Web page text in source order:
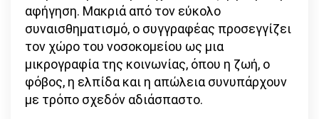
αφήγηση. Μακριά από τον εύκολο
συναισθηματισμό, ο συγγραφέας προσεγγίζει
τον χώρο του νοσοκομείου ως μια
μικρογραφία της κοινωνίας, όπου η ζωή, ο
φόβος, η ελπίδα και η απώλεια συνυπάρχουν
με τρόπο σχεδόν αδιάσπαστο.